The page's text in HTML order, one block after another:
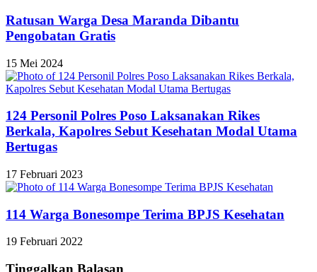
Ratusan Warga Desa Maranda Dibantu
Pengobatan Gratis
15 Mei 2024
124 Personil Polres Poso Laksanakan Rikes
Berkala, Kapolres Sebut Kesehatan Modal Utama
Bertugas
17 Februari 2023
114 Warga Bonesompe Terima BPJS Kesehatan
19 Februari 2022
Tinggalkan Balasan